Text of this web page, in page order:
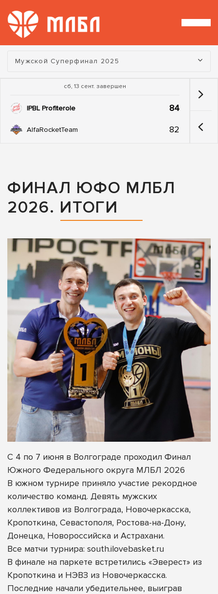
Турнир:
Мужской Суперфинал 2025
сб, 13 сент. завершен
IPBL Profiterole 84
AlfaRocketTeam 82
ФИНАЛ ЮФО МЛБЛ
2026. ИТОГИ
С 4 по 7 июня в Волгограде проходил Финал
Южного Федерального округа МЛБЛ 2026
В южном турнире приняло участие рекордное
количество команд. Девять мужских
коллективов из Волгограда, Новочеркасска,
Кропоткина, Севастополя, Ростова-на-Дону,
Донецка, Новороссийска и Астрахани.
Все матчи турнира: south.ilovebasket.ru
В финале на паркете встретились «Эверест» из
Кропоткина и НЭВЗ из Новочеркасска.
Последние начали убедительнее, выиграв